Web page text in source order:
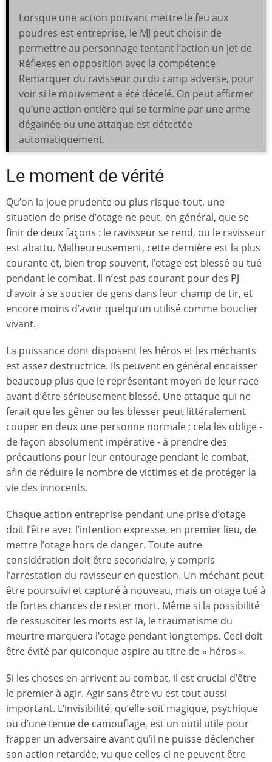
Lorsque une action pouvant mettre le feu aux
poudres est entreprise, le MJ peut choisir de
permettre au personnage tentant l’action un jet de
Réflexes en opposition avec la compétence
Remarquer du ravisseur ou du camp adverse, pour
voir si le mouvement a été décelé. On peut affirmer
qu’une action entière qui se termine par une arme
dégainée ou une attaque est détectée
automatiquement.
Le moment de vérité
Qu’on la joue prudente ou plus risque-tout, une
situation de prise d’otage ne peut, en général, que se
finir de deux façons : le ravisseur se rend, ou le ravisseur
est abattu. Malheureusement, cette dernière est la plus
courante et, bien trop souvent, l’otage est blessé ou tué
pendant le combat. Il n’est pas courant pour des PJ
d’avoir à se soucier de gens dans leur champ de tir, et
encore moins d’avoir quelqu’un utilisé comme bouclier
vivant.
La puissance dont disposent les héros et les méchants
est assez destructrice. Ils peuvent en général encaisser
beaucoup plus que le représentant moyen de leur race
avant d’être sérieusement blessé. Une attaque qui ne
ferait que les gêner ou les blesser peut littéralement
couper en deux une personne normale ; cela les oblige -
de façon absolument impérative - à prendre des
précautions pour leur entourage pendant le combat,
afin de réduire le nombre de victimes et de protéger la
vie des innocents.
Chaque action entreprise pendant une prise d’otage
doit l’être avec l’intention expresse, en premier lieu, de
mettre l’otage hors de danger. Toute autre
considération doit être secondaire, y compris
l’arrestation du ravisseur en question. Un méchant peut
être poursuivi et capturé à nouveau, mais un otage tué à
de fortes chances de rester mort. Même si la possibilité
de ressusciter les morts est là, le traumatisme du
meurtre marquera l’otage pendant longtemps. Ceci doit
être évité par quiconque aspire au titre de « héros ».
Si les choses en arrivent au combat, il est crucial d’être
le premier à agir. Agir sans être vu est tout aussi
important. L’invisibilité, qu’elle soit magique, psychique
ou d’une tenue de camouflage, est un outil utile pour
frapper un adversaire avant qu’il ne puisse déclencher
son action retardée, vu que celles-ci ne peuvent être